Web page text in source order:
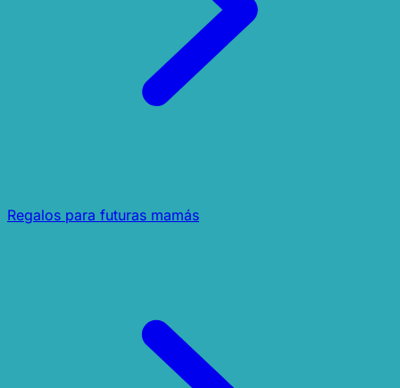
Regalos para futuras mamás